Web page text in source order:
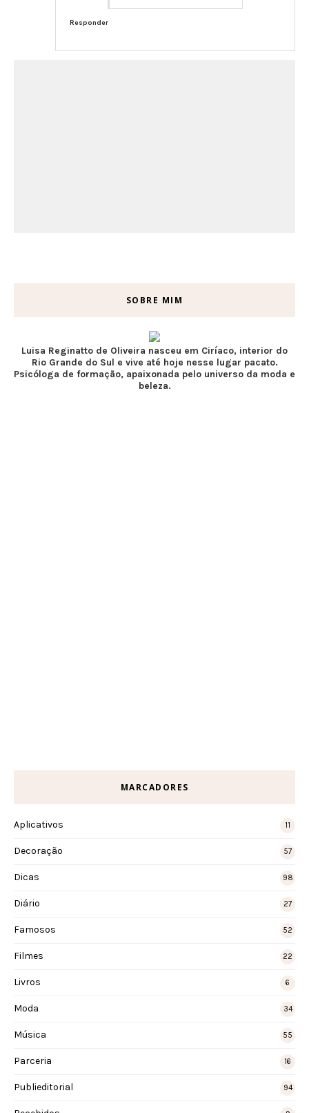
Responder
SOBRE MIM
Luisa Reginatto de Oliveira nasceu em Ciríaco, interior do
Rio Grande do Sul e vive até hoje nesse lugar pacato.
Psicóloga de formação, apaixonada pelo universo da moda e
beleza.
MARCADORES
Aplicativos 11
Decoração 57
Dicas 98
Diário 27
Famosos 52
Filmes 22
Livros 6
Moda 34
Música 55
Parceria 16
Publieditorial 94